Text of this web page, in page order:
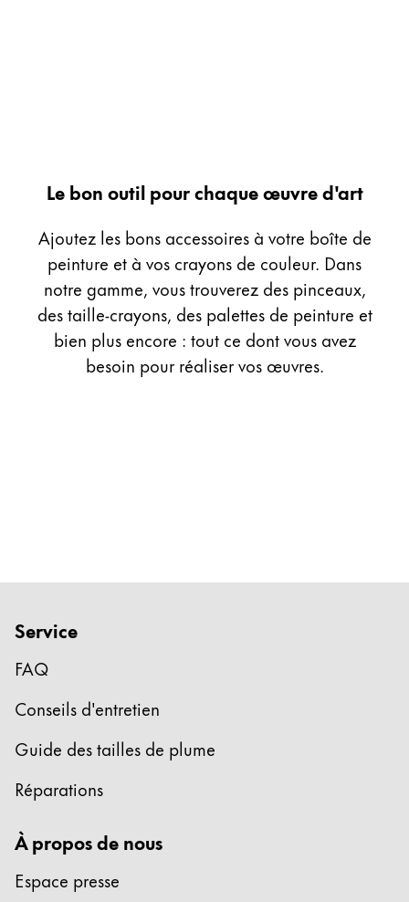
Cadeaux
Holiday Special
Gift Ideas
Coffrets cadeaux
LAMY pico Lx
Gravure
Entreprise
Corporate Culture
Design
Responsabilité
Esprit pionnier
Carrière
À propos de votre commande
FR/ LB
Le bon outil pour chaque œuvre d'art
Ajoutez les bons accessoires à votre boîte de
peinture et à vos crayons de couleur. Dans
notre gamme, vous trouverez des pinceaux,
des taille-crayons, des palettes de peinture et
bien plus encore : tout ce dont vous avez
besoin pour réaliser vos œuvres.
Service
FAQ
Conseils d'entretien
Guide des tailles de plume
Réparations
À propos de nous
Espace presse